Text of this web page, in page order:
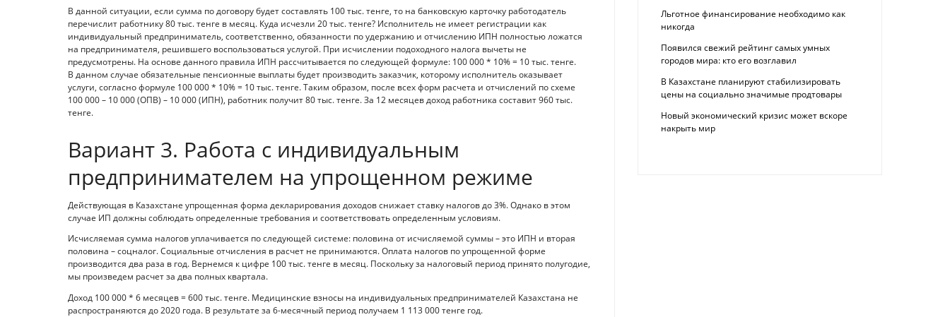
В данной ситуации, если сумма по договору будет составлять 100 тыс. тенге, то на банковскую карточку работодатель
перечислит работнику 80 тыс. тенге в месяц. Куда исчезли 20 тыс. тенге? Исполнитель не имеет регистрации как
индивидуальный предприниматель, соответственно, обязанности по удержанию и отчислению ИПН полностью ложатся
на предпринимателя, решившего воспользоваться услугой. При исчислении подоходного налога вычеты не
предусмотрены. На основе данного правила ИПН рассчитывается по следующей формуле: 100 000 * 10% = 10 тыс. тенге.
В данном случае обязательные пенсионные выплаты будет производить заказчик, которому исполнитель оказывает
услуги, согласно формуле 100 000 * 10% = 10 тыс. тенге. Таким образом, после всех форм расчета и отчислений по схеме
100 000 – 10 000 (ОПВ) – 10 000 (ИПН), работник получит 80 тыс. тенге. За 12 месяцев доход работника составит 960 тыс.
тенге.
Вариант 3. Работа с индивидуальным
предпринимателем на упрощенном режиме
Действующая в Казахстане упрощенная форма декларирования доходов снижает ставку налогов до 3%. Однако в этом
случае ИП должны соблюдать определенные требования и соответствовать определенным условиям.
Исчисляемая сумма налогов уплачивается по следующей системе: половина от исчисляемой суммы – это ИПН и вторая
половина – соцналог. Социальные отчисления в расчет не принимаются. Оплата налогов по упрощенной форме
производится два раза в год. Вернемся к цифре 100 тыс. тенге в месяц. Поскольку за налоговый период принято полугодие,
мы произведем расчет за два полных квартала.
Доход 100 000 * 6 месяцев = 600 тыс. тенге. Медицинские взносы на индивидуальных предпринимателей Казахстана не
распространяются до 2020 года. В результате за 6-месячный период получаем 1 113 000 тенге год.
Льготное финансирование необходимо как
никогда
Появился свежий рейтинг самых умных
городов мира: кто его возглавил
В Казахстане планируют стабилизировать
цены на социально значимые продтовары
Новый экономический кризис может вскоре
накрыть мир